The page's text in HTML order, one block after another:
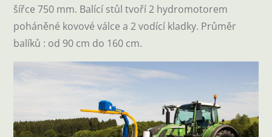
šířce 750 mm. Balící stůl tvoří 2 hydromotorem
poháněné kovové válce a 2 vodící kladky. Průměr
balíků : od 90 cm do 160 cm.